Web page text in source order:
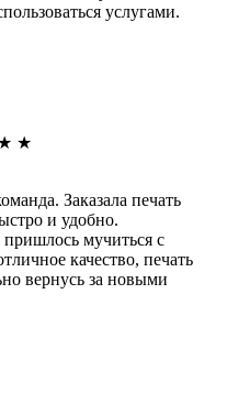
услугами.
★
Заказала печать
и удобно.
мучиться с
качество, печать
вернусь за новыми